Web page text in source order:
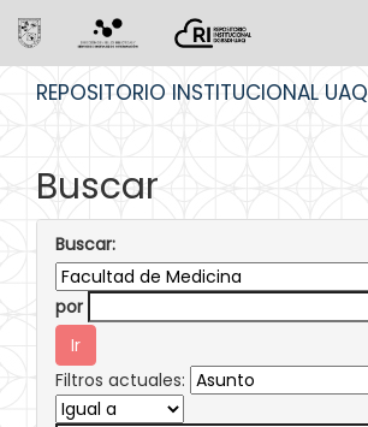
REPOSITORIO INSTITUCIONAL UAQ
Buscar
Buscar:
por
Filtros actuales: